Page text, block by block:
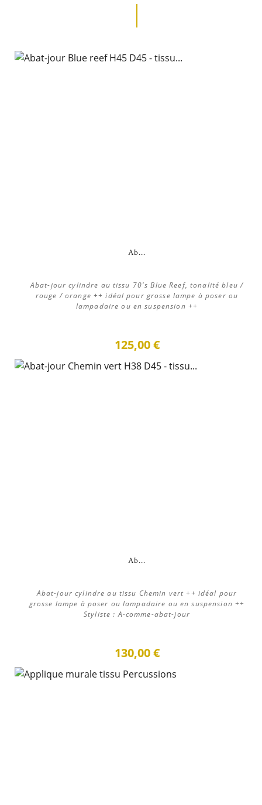
Ab...
Abat-jour cylindre au tissu 70's Blue Reef, tonalité bleu /
rouge / orange ++ idéal pour grosse lampe à poser ou
lampadaire ou en suspension ++
125,00 €
Ab...
Abat-jour cylindre au tissu Chemin vert ++ idéal pour
grosse lampe à poser ou lampadaire ou en suspension ++
Styliste : A-comme-abat-jour
130,00 €